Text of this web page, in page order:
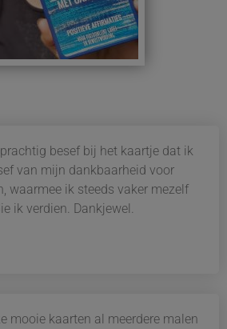
besef bij het kaartje dat ik
van mijn dankbaarheid voor
waarmee ik steeds vaker mezelf
ik verdien. Dankjewel.
mooie kaarten al meerdere malen